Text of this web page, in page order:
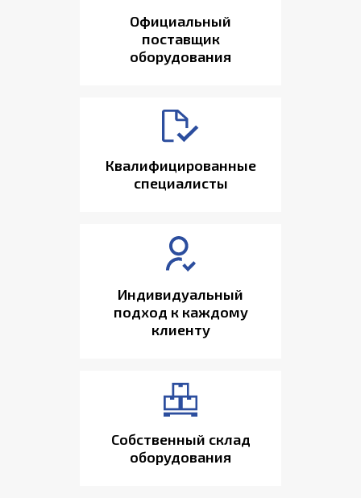
Официальный
поставщик
оборудования
Квалифицированные
специалисты
Индивидуальный
подход к каждому
клиенту
Собственный склад
оборудования